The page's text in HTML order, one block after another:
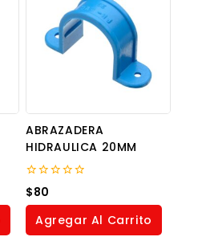
ABRAZADERA
HIDRAULICA 20MM
0
out
of
$80
Agregar Al Carrito